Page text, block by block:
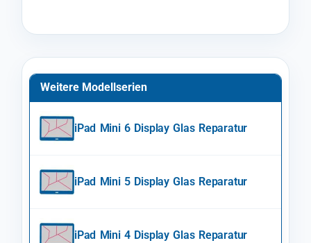
Weitere Modellserien
iPad Mini 6 Display Glas Reparatur
iPad Mini 5 Display Glas Reparatur
iPad Mini 4 Display Glas Reparatur